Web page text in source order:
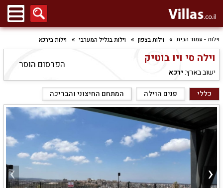
וילות - עמוד הבית וילות בצפון וילות בגליל המערבי וילות בירכא
וילה סי ויו בוטיק
ישוב בארץ:ירכא
הפרסום הוסר
כללי פנים הוילה המתחם החיצוני והבריכה